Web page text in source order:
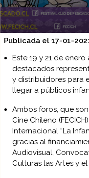
Publicada el 17-01-
Este 19 y 21 de enero
destacados
y distribuidores para
llegar a públicos
Ambos foros, que
Cine Chileno
Internacional “La
gracias al
Audiovisual,
Culturas las Artes y